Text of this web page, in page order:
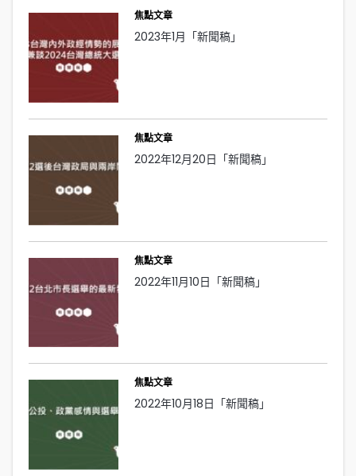
焦點文章
2023年1月「新聞稿」
焦點文章
2022年12月20日「新聞稿」
焦點文章
2022年11月10日「新聞稿」
焦點文章
2022年10月18日「新聞稿」